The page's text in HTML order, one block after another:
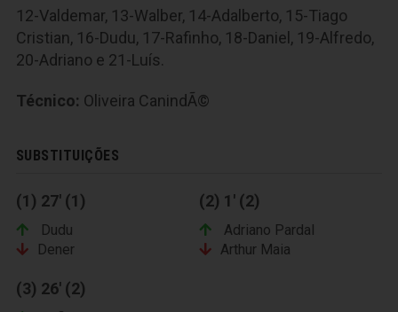
12-Valdemar, 13-Walber, 14-Adalberto, 15-Tiago
Cristian, 16-Dudu, 17-Rafinho, 18-Daniel, 19-Alfredo,
20-Adriano e 21-Luís.
Técnico: Oliveira CanindÃ©
SUBSTITUIÇÕES
(1) 27' (1)
Dudu
Dener
(2) 1' (2)
Adriano Pardal
Arthur Maia
(3) 26' (2)